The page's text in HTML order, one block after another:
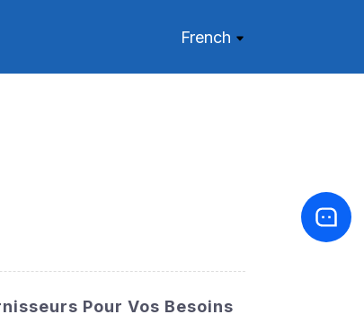
French
Pour Vos Besoins